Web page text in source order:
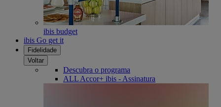
ibis budget
ibis Go get it
Fidelidade
Voltar
Descubra o programa
ALL Accor+ ibis - Assinatura